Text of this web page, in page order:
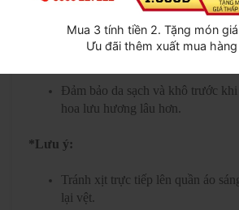
tay, sau tai, ngực hoặc gáy để
Đảm bảo da sạch và khô trước
hoa lưu hương lâu hơn.
*Lưu ý:
Tránh xịt trực tiếp lên quần áo
lại vệt.
Mua 3 tính tiền 2. Tặng món
Ưu đãi thêm xuất mua